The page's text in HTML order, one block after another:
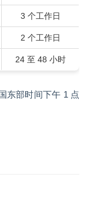
3 个工作日
2 个工作日
24 至 48 小时
东部时间下午 1 点